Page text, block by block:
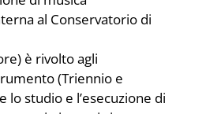
al Conservatorio di
è rivolto agli
(Triennio e
lo studio e l’esecuzione di